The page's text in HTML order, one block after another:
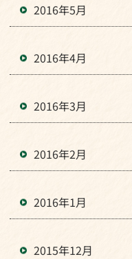
2016年5月
2016年4月
2016年3月
2016年2月
2016年1月
2015年12月